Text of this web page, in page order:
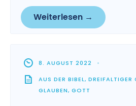
Weiterlesen →
8. AUGUST 2022
•
AUS DER BIBEL, DREIFALTIGER
GLAUBEN, GOTT